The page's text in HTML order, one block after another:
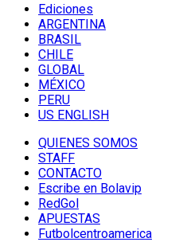
Ediciones
ARGENTINA
BRASIL
CHILE
GLOBAL
MÉXICO
PERU
US ENGLISH
QUIENES SOMOS
STAFF
CONTACTO
Escribe en Bolavip
RedGol
APUESTAS
Futbolcentroamerica